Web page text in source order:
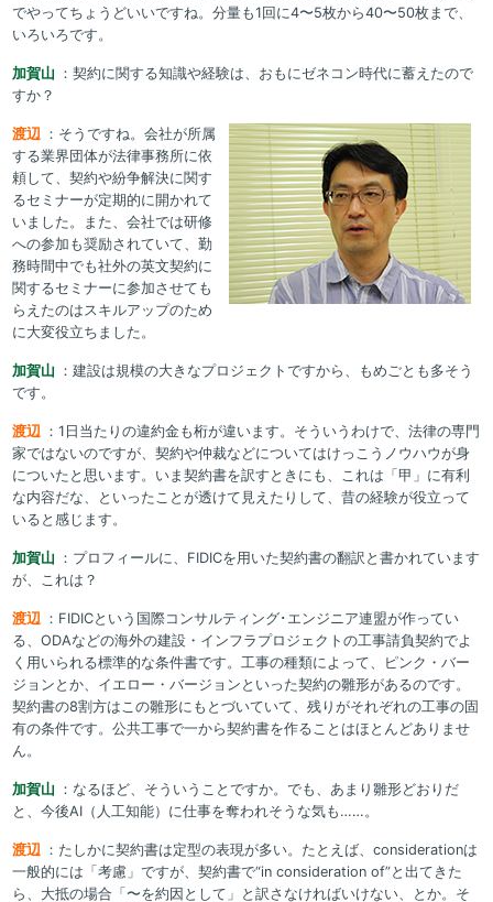
でやってちょうどいいですね。分量も1回に4〜5枚から40〜50枚まで、
いろいろです。
加賀山 ：契約に関する知識や経験は、おもにゼネコン時代に蓄えたので
すか？
渡辺
：そうですね。会社が所属
する業界団体が法律事務所に依
頼して、契約や紛争解決に関す
るセミナーが定期的に開かれて
いました。また、会社では研修
への参加も奨励されていて、勤
務時間中でも社外の英文契約に
関するセミナーに参加させても
らえたのはスキルアップのため
に大変役立ちました。
加賀山 ：建設は規模の大きなプロジェクトですから、もめごとも多そう
です。
渡辺
：1日当たりの違約金も桁が違います。そういうわけで、法律の専門
家ではないのですが、契約や仲裁などについてはけっこうノウハウが身
についたと思います。いま契約書を訳すときにも、これは「甲」に有利
な内容だな、といったことが透けて見えたりして、昔の経験が役立って
いると感じます。
加賀山 ：プロフィールに、FIDICを用いた契約書の翻訳と書かれています
が、これは？
渡辺
：FIDICという国際コンサルティング･エンジニア連盟が作ってい
る、ODAなどの海外の建設・インフラプロジェクトの工事請負契約でよ
く用いられる標準的な条件書です。工事の種類によって、ピンク・バー
ジョンとか、イエロー・バージョンといった契約の雛形があるのです。
契約書の8割方はこの雛形にもとづいていて、残りがそれぞれの工事の固
有の条件です。公共工事で一から契約書を作ることはほとんどありませ
ん。
加賀山 ：なるほど、そういうことですか。でも、あまり雛形どおりだ
と、今後AI（人工知能）に仕事を奪われそうな気も……。
渡辺
：たしかに契約書は定型の表現が多い。たとえば、considerationは
一般的には「考慮」ですが、契約書で“in consideration of”と出てきた
ら、大抵の場合「〜を約因として」と訳さなければいけない、とか。そ